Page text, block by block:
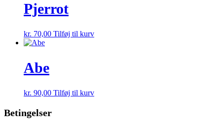
Pjerrot
kr. 70,00 Tilføj til kurv
Abe
kr. 90,00 Tilføj til kurv
Betingelser